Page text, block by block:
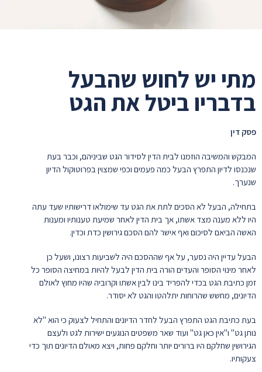
מתי יש לחוש שהבעל
בדבריו ביטל את הגט
פסק דין
המבקש והמשיבה הוזמנו לבית הדין לסידור הגט שביניהם, וכבר בעת
שנכנסו לדיון התפרץ הבעל כמה פעמים וכפי שמצוין בפרוטוקול הדיון
שנערך.
בתחילה, הבעל לא הסכים לתת את הגט עד שימולאו דרישותיו שעד עתה
היו ללא מענה מצד אשתו, אך בית הדין לאחר שמיעת טענותיו ומענות
האשה הביאם לסיכום ואף אישר להם הסכם גירושין כדת וכדין.
הבעל עדיין היה נסער, על אף שההסכם היה לשביעות רצונו, ושעל כן
לאחר מינוי הסופר והעדים הורה בית הדין לבעל להיות במחיצה הסופר כל
זמן כתיבת הגט בכדי להפריד בינו לבין אשתו וקרוביה שהיו מחוץ לאולם
הדיונים, מחשש שהרוחות יתלהטו והגט לא יסודר.
בעת כתיבת הגט התפרץ הבעל לחדר הדיונים והתחיל לצעוק כי הוא "לא
נותן גט" ו"אין כאן גט" ועוד שאר משפטים הנוגעים ישירות לגט ולעצם
הגירושין שחלקם היו ברורים יותר וחלקם פחות, ויצא מאולם הדיונים תוך כדי
צעקותיו.